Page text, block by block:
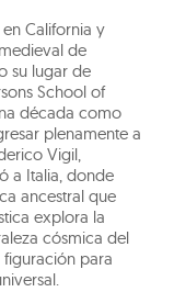
California y
de
su lugar de
School of
década como
plenamente a
Vigil,
a Italia, donde
ancestral que
explora la
cósmica del
figuración para